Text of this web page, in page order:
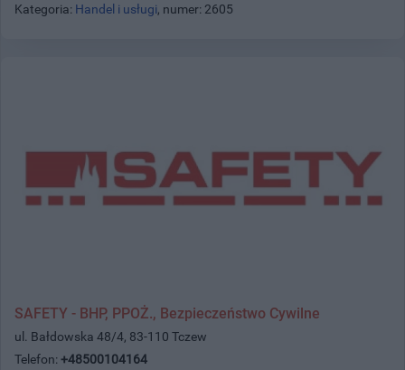
Kategoria: Handel i usługi, numer: 2605
SAFETY - BHP, PPOŻ., Bezpieczeństwo Cywilne
ul. Bałdowska 48/4, 83-110 Tczew
Telefon: +48500104164